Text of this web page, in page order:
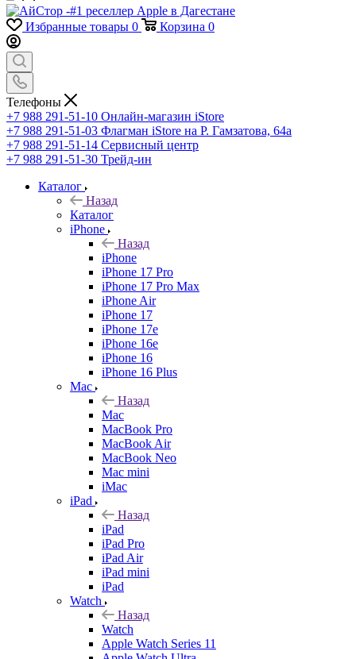
Избранные товары 0 Корзина 0
Телефоны
+7 988 291-51-10 Онлайн-магазин iStore
+7 988 291-51-03 Флагман iStore на Р. Гамзатова, 64а
+7 988 291-51-14 Сервисный центр
+7 988 291-51-30 Трейд-ин
Каталог
Назад
Каталог
iPhone
Назад
iPhone
iPhone 17 Pro
iPhone 17 Pro Max
iPhone Air
iPhone 17
iPhone 17e
iPhone 16e
iPhone 16
iPhone 16 Plus
Mac
Назад
Mac
MacBook Pro
MacBook Air
MacBook Neo
Mac mini
iMac
iPad
Назад
iPad
iPad Pro
iPad Air
iPad mini
iPad
Watch
Назад
Watch
Apple Watch Series 11